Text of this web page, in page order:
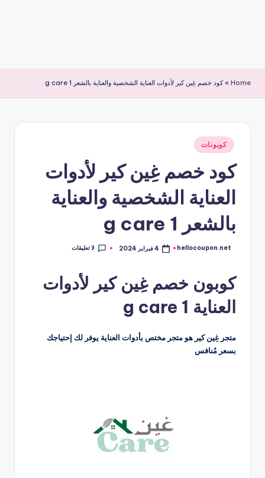
Home
»كود خصم غِين كير لأدوات العناية الشخصية والعناية بالشعر g care 1
نُشر
في
كوبونات
كود خصم غِين كير لأدوات
العناية الشخصية والعناية
بالشعر g care 1
تمّ
hellocoupon.net 4 فبراير 2024 لا تعليقات
كوبون خصم غِين كير لأدوات
العناية g care 1
متجر غِين كير هو متجر مختص بأدوات العناية يوفر لك إحتياجك
بسعر مُنافس